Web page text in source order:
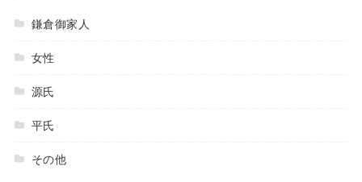
鎌倉御家人
女性
源氏
平氏
その他